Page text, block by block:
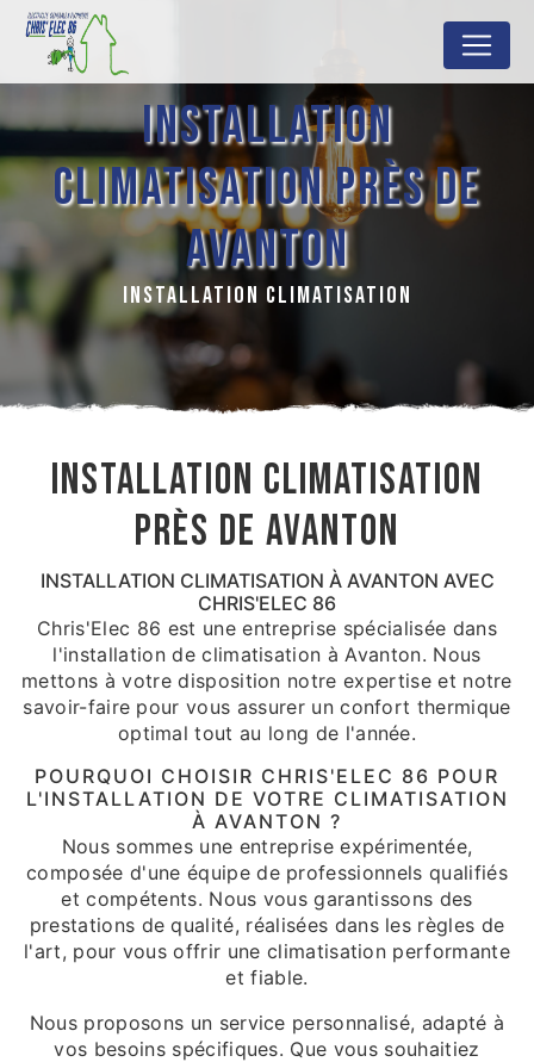
INSTALLATION
CLIMATISATION PRÈS DE
AVANTON
INSTALLATION CLIMATISATION
INSTALLATION CLIMATISATION
PRÈS DE AVANTON
INSTALLATION CLIMATISATION À AVANTON AVEC
CHRIS'ELEC 86
Chris'Elec 86 est une entreprise spécialisée dans
l'installation de climatisation à Avanton. Nous
mettons à votre disposition notre expertise et notre
savoir-faire pour vous assurer un confort thermique
optimal tout au long de l'année.
POURQUOI CHOISIR CHRIS'ELEC 86 POUR
L'INSTALLATION DE VOTRE CLIMATISATION
À AVANTON ?
Nous sommes une entreprise expérimentée,
composée d'une équipe de professionnels qualifiés
et compétents. Nous vous garantissons des
prestations de qualité, réalisées dans les règles de
l'art, pour vous offrir une climatisation performante
et fiable.
Nous proposons un service personnalisé, adapté à
vos besoins spécifiques. Que vous souhaitiez
Panneau de gestion des cookies